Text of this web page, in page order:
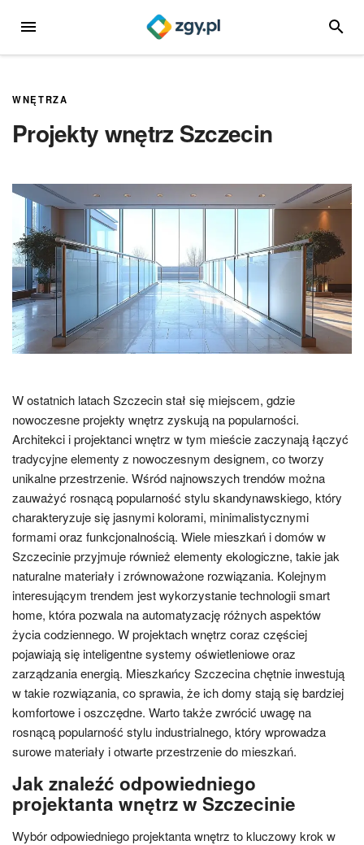
MENU
WNĘTRZA
Projekty wnętrz Szczecin
W ostatnich latach Szczecin stał się miejscem, gdzie
nowoczesne projekty wnętrz zyskują na popularności.
Architekci i projektanci wnętrz w tym mieście zaczynają łączyć
tradycyjne elementy z nowoczesnym designem, co tworzy
unikalne przestrzenie. Wśród najnowszych trendów można
zauważyć rosnącą popularność stylu skandynawskiego, który
charakteryzuje się jasnymi kolorami, minimalistycznymi
formami oraz funkcjonalnością. Wiele mieszkań i domów w
Szczecinie przyjmuje również elementy ekologiczne, takie jak
naturalne materiały i zrównoważone rozwiązania. Kolejnym
interesującym trendem jest wykorzystanie technologii smart
home, która pozwala na automatyzację różnych aspektów
życia codziennego. W projektach wnętrz coraz częściej
pojawiają się inteligentne systemy oświetleniowe oraz
zarządzania energią. Mieszkańcy Szczecina chętnie inwestują
w takie rozwiązania, co sprawia, że ich domy stają się bardziej
komfortowe i oszczędne. Warto także zwrócić uwagę na
rosnącą popularność stylu industrialnego, który wprowadza
surowe materiały i otwarte przestrzenie do mieszkań.
Jak znaleźć odpowiedniego
projektanta wnętrz w Szczecinie
Wybór odpowiedniego projektanta wnętrz to kluczowy krok w